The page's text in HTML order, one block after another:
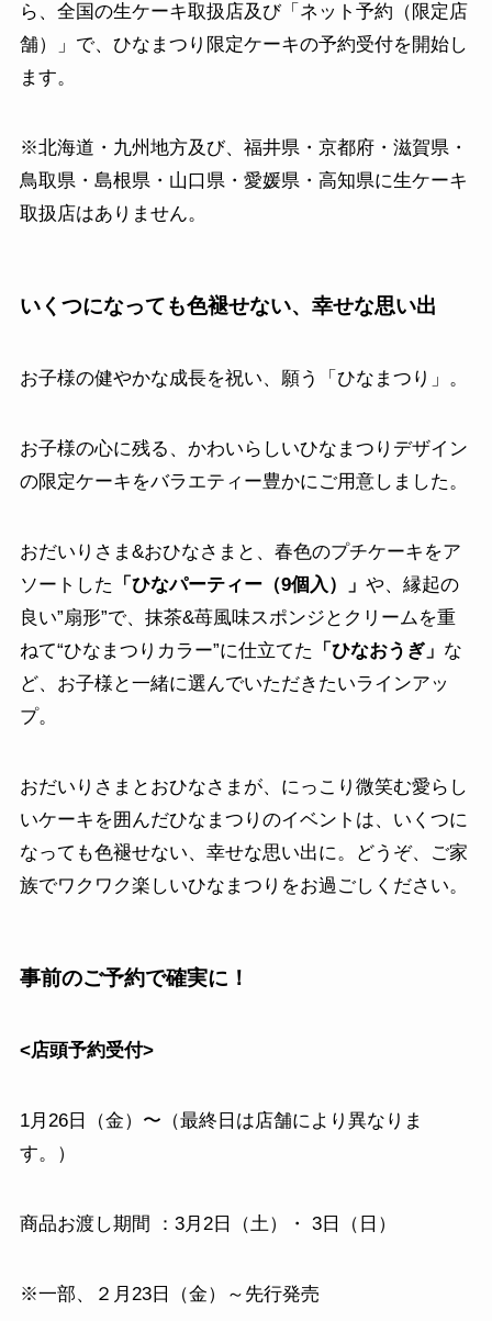
ら、全国の生ケーキ取扱店及び「ネット予約（限定店
舗）」で、ひなまつり限定ケーキの予約受付を開始し
ます。
※北海道・九州地方及び、福井県・京都府・滋賀県・
鳥取県・島根県・山口県・愛媛県・高知県に生ケーキ
取扱店はありません。
いくつになっても色褪せない、幸せな思い出
お子様の健やかな成長を祝い、願う「ひなまつり」。
お子様の心に残る、かわいらしいひなまつりデザイン
の限定ケーキをバラエティー豊かにご用意しました。
おだいりさま&おひなさまと、春色のプチケーキをア
ソートした
「ひなパーティー（9個入）」 や、縁起の
良い”扇形”で、抹茶&苺風味スポンジとクリームを重
ねて“ひなまつりカラー”に仕立てた
「ひなおうぎ」 な
ど、お子様と一緒に選んでいただきたいラインアッ
プ。
おだいりさまとおひなさまが、にっこり微笑む愛らし
いケーキを囲んだひなまつりのイベントは、いくつに
なっても色褪せない、幸せな思い出に。どうぞ、ご家
族でワクワク楽しいひなまつりをお過ごしください。
事前のご予約で確実に！
<店頭予約受付>
1月26日（金）〜（最終日は店舗により異なりま
す。）
商品お渡し期間 ：3月2日（土）・ 3日（日）
※一部、２月23日（金）～先行発売